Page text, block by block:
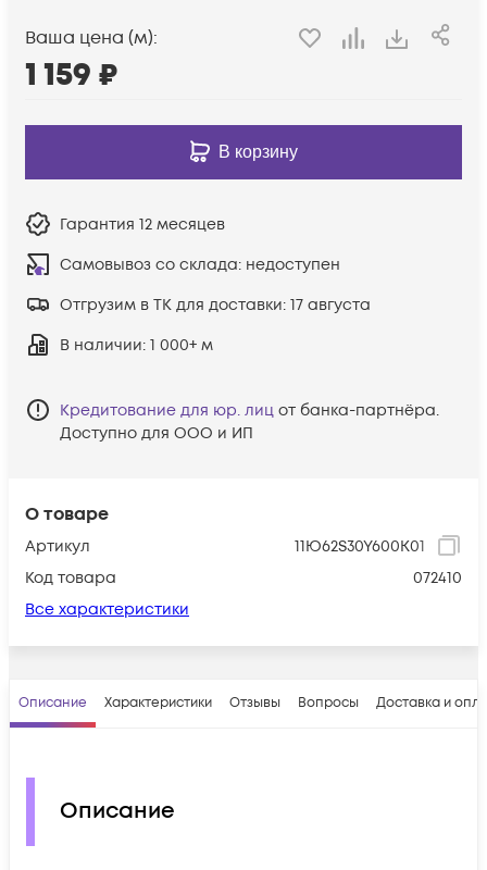
О товаре
Артикул
11Ю62S30Y600K01
Код товара
072410
Все характеристики
Ваша цена (м):
1 159 ₽
В корзину
Гарантия 12 месяцев
Самовывоз со склада: недоступен
Отгрузим в ТК для доставки: 17 августа
В наличии: 1 000+ м
Кредитование для юр. лиц от банка-партнёра.
Доступно для ООО и ИП
Описание Характеристики Отзывы Вопросы Доставка и
Описание